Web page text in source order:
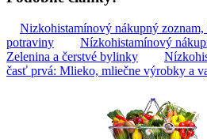
Nizkohistamínový nákupný
potraviny
Nízkohistamínový
Zelenina a čerstvé bylinky
časť prvá: Mlieko, mliečne výrobky a